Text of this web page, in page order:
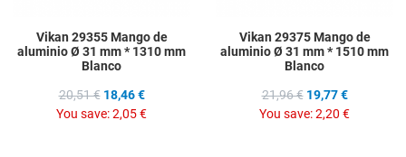
Vikan 29355 Mango de
aluminio Ø 31 mm * 1310 mm
Blanco
20,51 € 18,46 €
You save:2,05 €
Vikan 29375 Mango de
aluminio Ø 31 mm * 1510 mm
Blanco
21,96 € 19,77 €
You save:2,20 €